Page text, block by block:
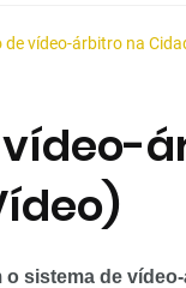
de vídeo-árbitro na
sistema de